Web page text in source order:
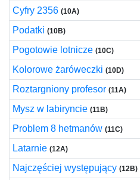
Cyfry 2356 (10A)
Podatki (10B)
Pogotowie lotnicze (10C)
Kolorowe żaróweczki (10D)
Roztargniony profesor (11A)
Mysz w labiryncie (11B)
Problem 8 hetmanów (11C)
Latarnie (12A)
Najczęściej występujący (12B)